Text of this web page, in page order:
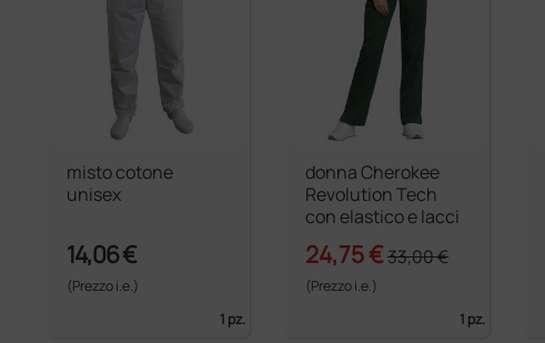
misto cotone
unisex
14,06 €
(Prezzo i.e.)
1 pz.
donna Cherokee
Revolution Tech
con elastico e lacci
24,75 €33,00 €
(Prezzo i.e.)
1 pz.